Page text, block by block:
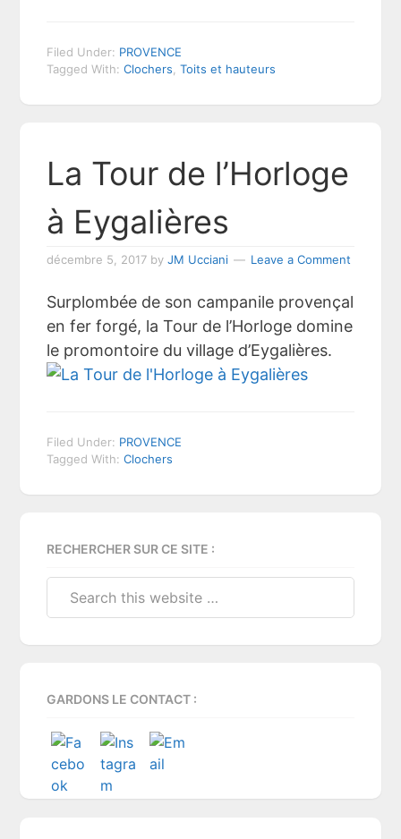
Filed Under: PROVENCE
Tagged With:Clochers ,Toits et hauteurs
La Tour de l’Horloge
à Eygalières
décembre 5, 2017 byJM Ucciani Leave a Comment
Surplombée de son campanile provençal
en fer forgé, la Tour de l’Horloge domine
le promontoire du village d’Eygalières.
Filed Under: PROVENCE
Tagged With:Clochers
Sidebar
RECHERCHER SUR CE SITE :
GARDONS LE CONTACT :